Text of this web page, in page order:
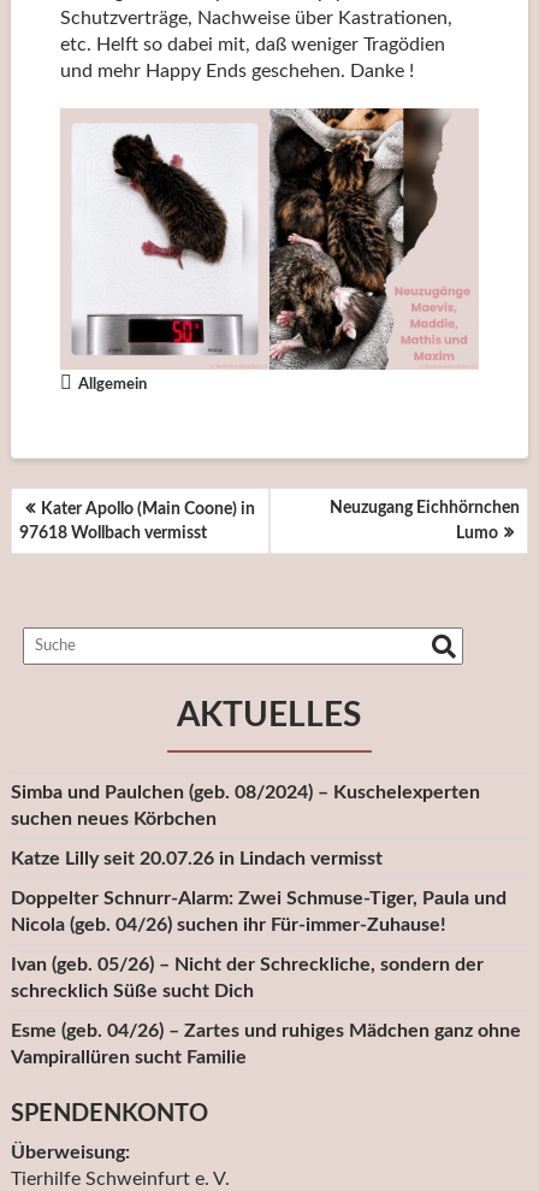
Schutzverträge, Nachweise über Kastrationen,
etc. Helft so dabei mit, daß weniger Tragödien
und mehr Happy Ends geschehen. Danke !
Allgemein
BEITRAGSNAVIGATION
Kater Apollo (Main Coone) in
97618 Wollbach vermisst
Neuzugang Eichhörnchen
Lumo
AKTUELLES
Simba und Paulchen (geb. 08/2024) – Kuschelexperten
suchen neues Körbchen
Katze Lilly seit 20.07.26 in Lindach vermisst
Doppelter Schnurr-Alarm: Zwei Schmuse-Tiger, Paula und
Nicola (geb. 04/26) suchen ihr Für-immer-Zuhause!
Ivan (geb. 05/26) – Nicht der Schreckliche, sondern der
schrecklich Süße sucht Dich
Esme (geb. 04/26) – Zartes und ruhiges Mädchen ganz ohne
Vampirallüren sucht Familie
SPENDENKONTO
Überweisung:
Tierhilfe Schweinfurt e. V.